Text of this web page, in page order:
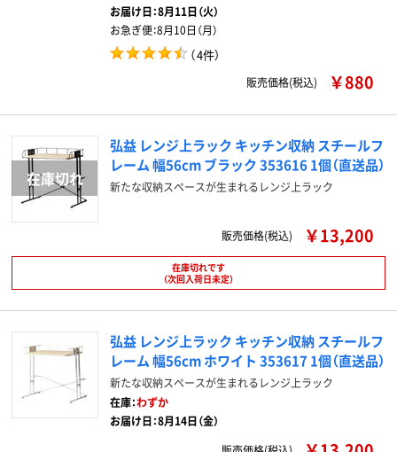
お届け日：8月11日（火）
お急ぎ便：8月10日（月）
（4件）
販売価格(税込) ￥880
弘益 レンジ上ラック キッチン収納 スチールフ
レーム 幅56cm ブラック 353616 1個（直送品）
新たな収納スペースが生まれるレンジ上ラック
販売価格(税込) ￥13,200
在庫切れです
（次回入荷日未定）
弘益 レンジ上ラック キッチン収納 スチールフ
レーム 幅56cm ホワイト 353617 1個（直送品）
新たな収納スペースが生まれるレンジ上ラック
在庫：わずか
お届け日：8月14日（金）